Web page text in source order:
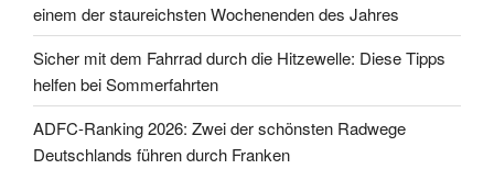
einem der staureichsten Wochenenden des Jahres
Sicher mit dem Fahrrad durch die Hitzewelle: Diese Tipps
helfen bei Sommerfahrten
ADFC-Ranking 2026: Zwei der schönsten Radwege
Deutschlands führen durch Franken